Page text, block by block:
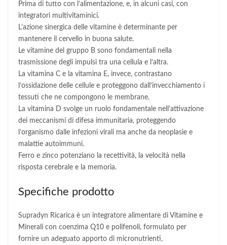
Prima di tutto con l’alimentazione, e, in alcuni casi, con
integratori multivitaminici.
L’azione sinergica delle vitamine è determinante per
mantenere il cervello in buona salute.
Le vitamine del gruppo B sono fondamentali nella
trasmissione degli impulsi tra una cellula e l’altra.
La vitamina C e la vitamina E, invece, contrastano
l’ossidazione delle cellule e proteggono dall’invecchiamento i
tessuti che ne compongono le membrane.
La vitamina D svolge un ruolo fondamentale nell’attivazione
dei meccanismi di difesa immunitaria, proteggendo
l’organismo dalle infezioni virali ma anche da neoplasie e
malattie autoimmuni.
Ferro e zinco potenziano la recettività, la velocità nella
risposta cerebrale e la memoria.
Specifiche prodotto
Supradyn Ricarica è un integratore alimentare di Vitamine e
Minerali con coenzima Q10 e polifenoli, formulato per
fornire un adeguato apporto di micronutrienti,